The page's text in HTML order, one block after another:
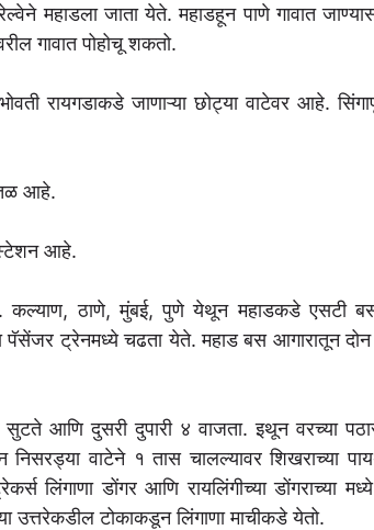
महाडला जाता येते. महाडहून पाणे गावात
गावात पोहोचू शकतो.
रायगडाकडे जाणाऱ्या छोट्या वाटेवर आहे.
आहे.
आहे.
कल्याण, ठाणे, मुंबई, पुणे येथून महाडकडे एसटी बस
ट्रेनमध्ये चढता येते. महाड बस आगारातून दोन
आणि दुसरी दुपारी ४ वाजता. इथून वरच्या
निसरड्या वाटेने १ तास चालल्यावर शिखराच्या
लिंगाणा डोंगर आणि रायलिंगीच्या डोंगराच्या
उत्तरेकडील टोकाकडून लिंगाणा माचीकडे येतो.